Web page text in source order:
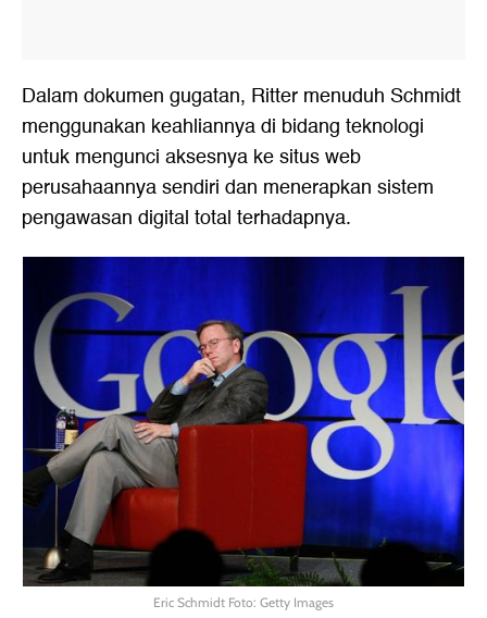
Dalam dokumen gugatan, Ritter menuduh Schmidt
menggunakan keahliannya di bidang teknologi
untuk mengunci aksesnya ke situs web
perusahaannya sendiri dan menerapkan sistem
pengawasan digital total terhadapnya.
Eric Schmidt Foto: Getty Images